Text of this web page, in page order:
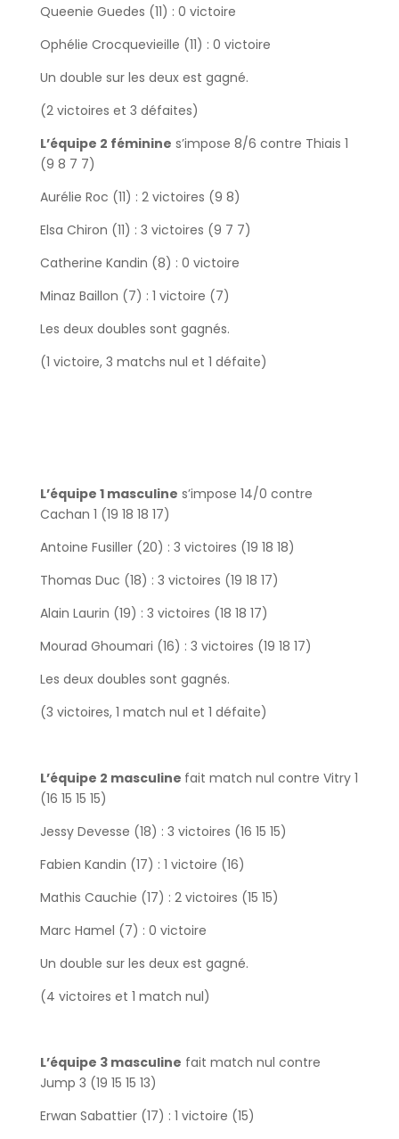
Queenie Guedes (11) : 0 victoire
Ophélie Crocquevieille (11) : 0 victoire
Un double sur les deux est gagné.
(2 victoires et 3 défaites)
L’équipe 2 féminine s’impose 8/6 contre Thiais 1
(9 8 7 7)
Aurélie Roc (11) : 2 victoires (9 8)
Elsa Chiron (11) : 3 victoires (9 7 7)
Catherine Kandin (8) : 0 victoire
Minaz Baillon (7) : 1 victoire (7)
Les deux doubles sont gagnés.
(1 victoire, 3 matchs nul et 1 défaite)
L’équipe 1 masculine s’impose 14/0 contre
Cachan 1 (19 18 18 17)
Antoine Fusiller (20) : 3 victoires (19 18 18)
Thomas Duc (18) : 3 victoires (19 18 17)
Alain Laurin (19) : 3 victoires (18 18 17)
Mourad Ghoumari (16) : 3 victoires (19 18 17)
Les deux doubles sont gagnés.
(3 victoires, 1 match nul et 1 défaite)
L’équipe 2 masculine fait match nul contre Vitry 1
(16 15 15 15)
Jessy Devesse (18) : 3 victoires (16 15 15)
Fabien Kandin (17) : 1 victoire (16)
Mathis Cauchie (17) : 2 victoires (15 15)
Marc Hamel (7) : 0 victoire
Un double sur les deux est gagné.
(4 victoires et 1 match nul)
L’équipe 3 masculine fait match nul contre
Jump 3 (19 15 15 13)
Erwan Sabattier (17) : 1 victoire (15)